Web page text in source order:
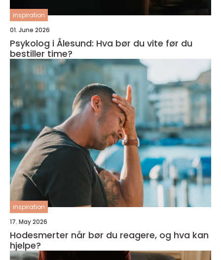
inspiration
01. June 2026
Psykolog i Ålesund: Hva bør du vite før du
bestiller time?
inspiration
17. May 2026
Hodesmerter når bør du reagere, og hva kan
hjelpe?